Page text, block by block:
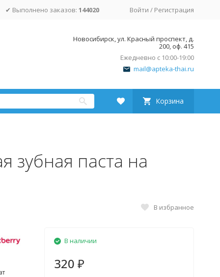
✔ Выполнено заказов: 144020 Войти / Регистрация
Новосибирск, ул. Красный проспект, д.
200, оф. 415
Ежедневно с 10:00-19:00
mail@apteka-thai.ru
Корзина
зубная паста на
В избранное
В наличии
320 ₽